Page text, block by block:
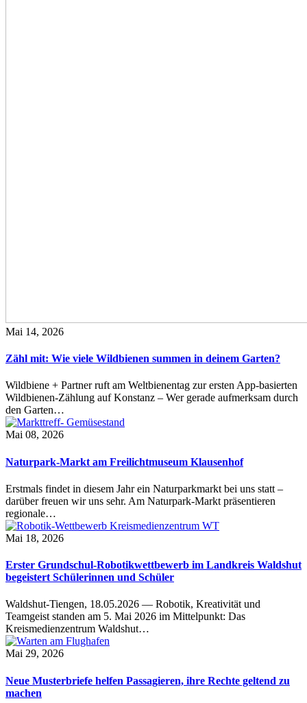
Mai 14, 2026
Zähl mit: Wie viele Wildbienen summen in deinem Garten?
Wildbiene + Partner ruft am Weltbienentag zur ersten App-basierten
Wildbienen-Zählung auf Konstanz – Wer gerade aufmerksam durch
den Garten…
Mai 08, 2026
Naturpark-Markt am Freilichtmuseum Klausenhof
Erstmals findet in diesem Jahr ein Naturparkmarkt bei uns statt –
darüber freuen wir uns sehr. Am Naturpark-Markt präsentieren
regionale…
Mai 18, 2026
Erster Grundschul-Robotikwettbewerb im Landkreis Waldshut
begeistert Schülerinnen und Schüler
Waldshut-Tiengen, 18.05.2026 — Robotik, Kreativität und
Teamgeist standen am 5. Mai 2026 im Mittelpunkt: Das
Kreismedienzentrum Waldshut…
Mai 29, 2026
Neue Musterbriefe helfen Passagieren, ihre Rechte geltend zu
machen